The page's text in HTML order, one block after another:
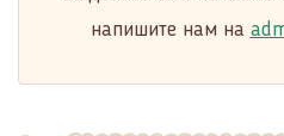
напишите нам на